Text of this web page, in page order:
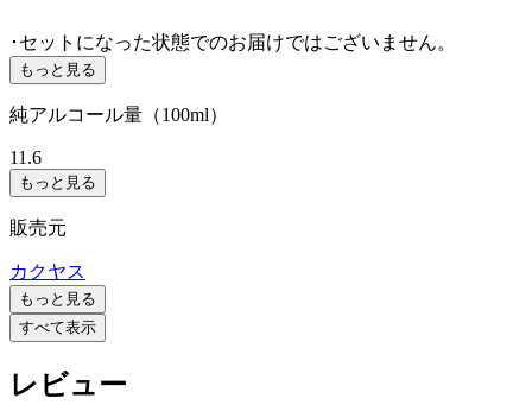
･セットになった状態でのお届けではございません。
もっと見る
純アルコール量（100ml）
11.6
もっと見る
販売元
カクヤス
もっと見る
すべて表示
レビュー